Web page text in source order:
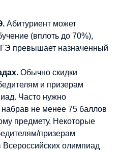
Абитуриент может
(вплоть до 70%),
превышает назначенный
Обычно скидки
и призерам
Часто нужно
не менее 75 баллов
предмету. Некоторые
призерам
Всероссийских олимпиад